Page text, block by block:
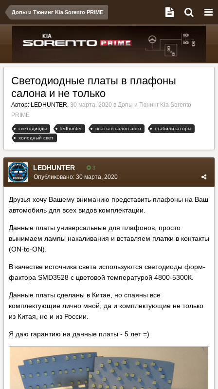
Допы и Тюнинг Kia Sorento PRIME
Светодиодные платы в плафоны
салона и не только
Автор: LEDHUNTER, 30 марта, 2020 в Допы и Тюнинг Kia Sorento
PRIME
светодиоды ledhunter платы в салон авто
стабилизаторы
холодный свет
LEDHUNTER 3
Опубликовано: 30 марта, 2020
Друзья хочу Вашему вниманию представить плафоны на Ваш
автомобиль для всех видов комплектации.
Данные платы универсальные для плафонов, просто
вынимаем лампы накаливания и вставляем платки в контакты
(ON-to-ON).
В качестве источника света используются светодиоды форм-
фактора SMD3528 с цветовой температурой 4800-5300К.
Данные платы сделаны в Китае, но спаяны все
комплектующие лично мной, да и комплектующие не только
из Китая, но и из России.
Я даю гарантию на данные платы - 5 лет =)